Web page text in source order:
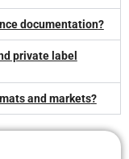
documentation?
private label
and markets?